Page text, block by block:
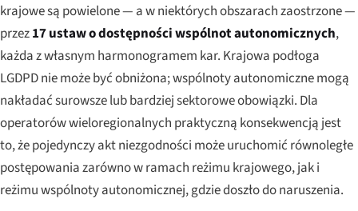
krajowe są powielone — a w niektórych obszarach zaostrzone —
przez17 ustaw o dostępności wspólnot autonomicznych,
każda z własnym harmonogramem kar. Krajowa podłoga
LGDPD nie może być obniżona; wspólnoty autonomiczne mogą
nakładać surowsze lub bardziej sektorowe obowiązki. Dla
operatorów wieloregionalnych praktyczną konsekwencją jest
to, że pojedynczy akt niezgodności może uruchomić równoległe
postępowania zarówno w ramach reżimu krajowego, jak i
reżimu wspólnoty autonomicznej, gdzie doszło do naruszenia.